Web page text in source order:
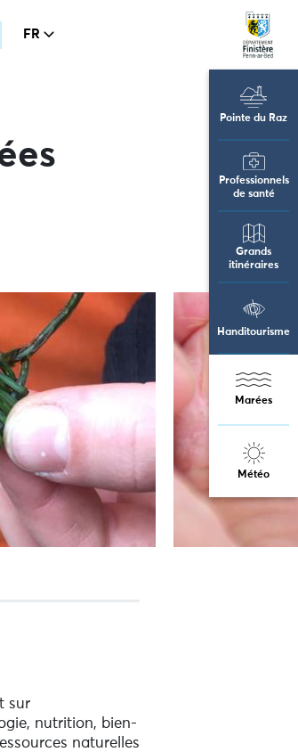
FR
Pointe du Raz
Professionnels
de santé
Grands
itinéraires
Handitourisme
Marées
Météo
sur
nutrition, bien-
naturelles